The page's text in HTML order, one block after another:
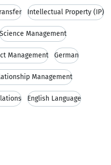
Intellectual Property (IP)
Science Management
Management German
Management
English Language